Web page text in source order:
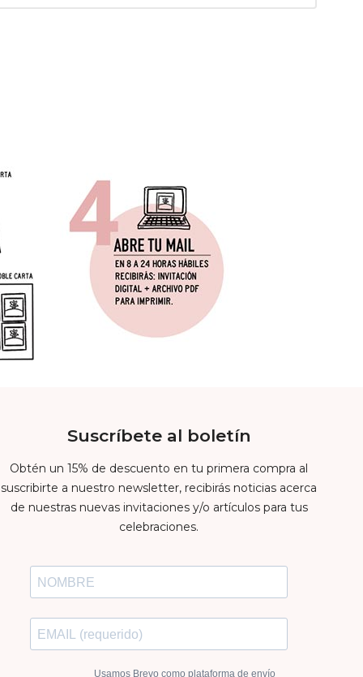
Suscríbete al boletín
Obtén un 15% de descuento en tu primera compra al
suscribirte a nuestro newsletter, recibirás noticias acerca
de nuestras nuevas invitaciones y/o artículos para tus
celebraciones.